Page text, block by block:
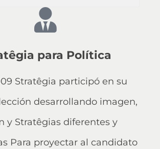
para Política
Stratêgia participó en su
desarrollando imagen,
y Stratêgias diferentes y
Para proyectar al candidato